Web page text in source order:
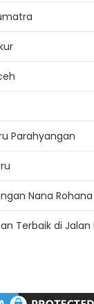
Parahyangan
Nana Rohana
Terbaik di Jalan